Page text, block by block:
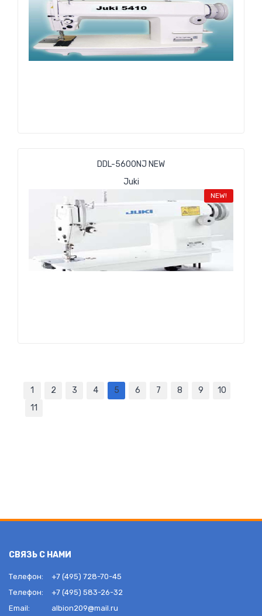
DDL-5600NJ NEW
Juki
NEW!
1 2 3 4 5 6 7 8 9
10
11
СВЯЗЬ С НАМИ
Телефон:
+7 (495) 728-70-45
Телефон:
+7 (495) 583-26-32
Email:
albion209@mail.ru